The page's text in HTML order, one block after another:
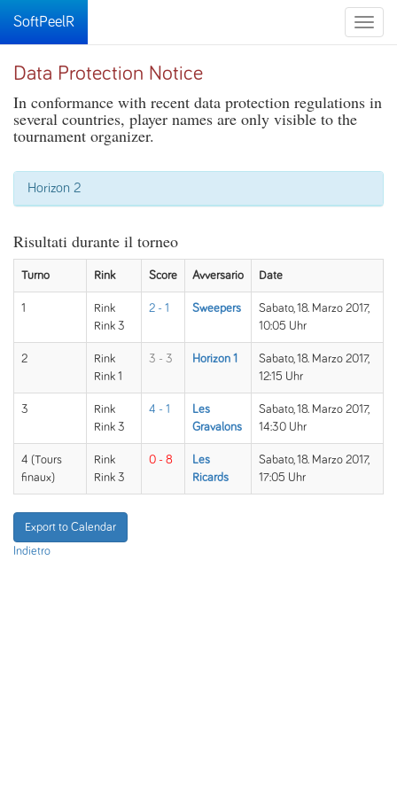
Toggle
SoftPeelR
Data Protection Notice
In conformance with recent data protection regulations in
several countries, player names are only visible to the
tournament organizer.
Horizon 2
Risultati durante il torneo
Turno Rink Score Avversario Date
1
Rink
Rink 3
2 - 1 Sweepers
Sabato, 18. Marzo 2017,
10:05 Uhr
2
Rink
Rink 1
3 - 3 Horizon 1
Sabato, 18. Marzo 2017,
12:15 Uhr
3
Rink
Rink 3
4 - 1
Les
Gravalons
Sabato, 18. Marzo 2017,
14:30 Uhr
4 (Tours
finaux)
Rink
Rink 3
0 - 8
Les
Ricards
Sabato, 18. Marzo 2017,
17:05 Uhr
Export to Calendar
Indietro